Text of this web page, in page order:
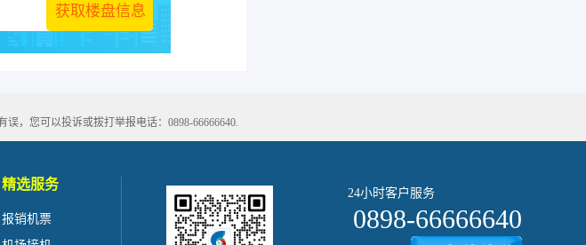
，您可以投诉或拔打举报电话：0898-66666640.
精选服务
报销机票
24小时客户服务
0898-66666640